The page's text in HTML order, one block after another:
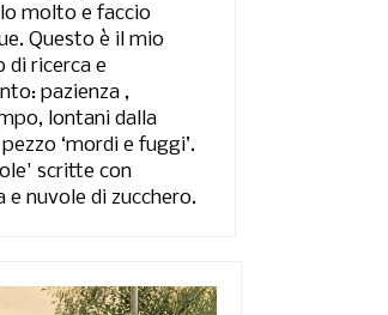
molto e faccio
Questo è il mio
di ricerca e
pazienza ,
lontani dalla
‘mordi e fuggi’.
scritte con
e nuvole di zucchero.